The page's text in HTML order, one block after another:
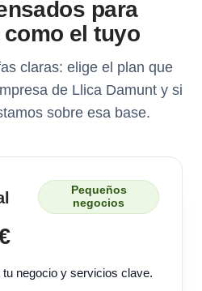
para
el tuyo
claras: elige el plan que
de Llica Damunt y si
sobre esa base.
Pequeños
negocios
tu negocio y servicios clave.